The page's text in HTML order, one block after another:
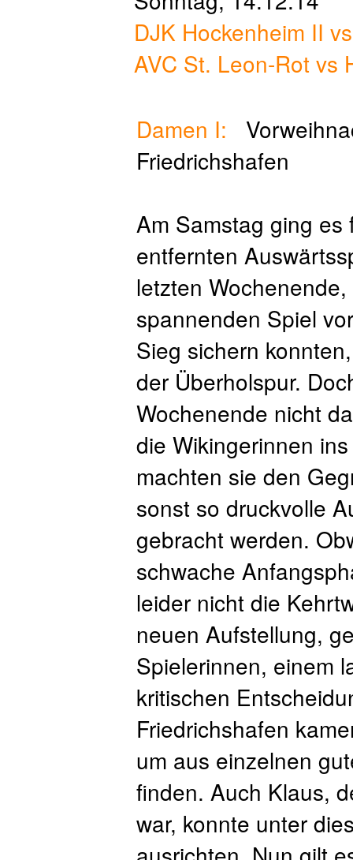
DJK Hockenheim II
AVC St. Leon-Rot vs
Damen I:
Friedrichshafen
Am Samstag ging
entfernten
letzten
spannenden Spiel
Sieg sichern
der Überholspur.
Wochenende nicht
die Wikingerinnen
machten sie den
sonst so druckvolle
gebracht werden.
schwache
leider nicht die
neuen Aufstellung,
Spielerinnen, einem
kritischen
Friedrichshafen
um aus einzelnen
finden. Auch Klaus,
war, konnte unter